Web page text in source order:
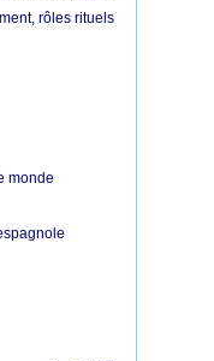
rôles rituels
monde